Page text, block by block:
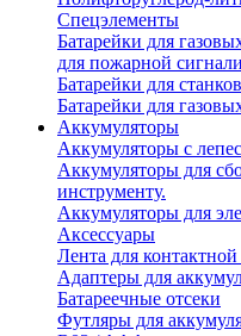
Спецэлементы
Батарейки для
для пожарной
Батарейки для
Батарейки для
Аккумуляторы
Аккумуляторы с
Аккумуляторы для
инструменту.
Аккумуляторы для
Аксессуары
Лента для
Адаптеры для
Батареечные отсеки
Футляры для